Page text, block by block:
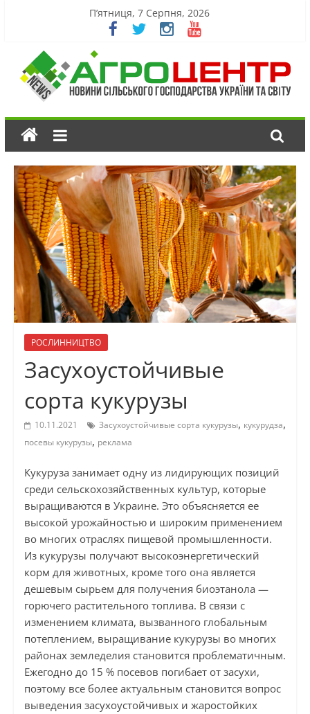
П’ятниця, 7 Серпня, 2026
РОСЛИННИЦТВО
Засухоустойчивые
сорта кукурузы
10.11.2021 Засухоустойчивые сорта кукурузы, кукурудза,
посевы кукурузы, реклама
Кукуруза занимает одну из лидирующих позиций
среди сельскохозяйственных культур, которые
выращиваются в Украине. Это объясняется ее
высокой урожайностью и широким применением
во многих отраслях пищевой промышленности.
Из кукурузы получают высокоэнергетический
корм для животных, кроме того она является
дешевым сырьем для получения биоэтанола —
горючего растительного топлива. В связи с
изменением климата, вызванного глобальным
потеплением, выращивание кукурузы во многих
районах земледелия становится проблематичным.
Ежегодно до 15 % посевов погибает от засухи,
поэтому все более актуальным становится вопрос
выведения засухоустойчивых и жаростойких